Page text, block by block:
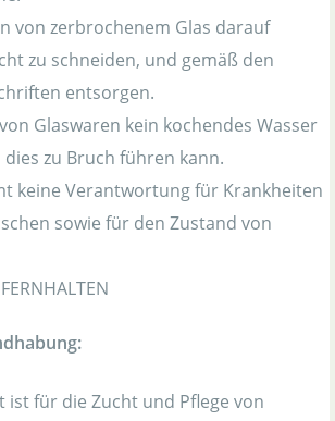
von zerbrochenem Glas darauf
zu schneiden, und gemäß den
entsorgen.
Glaswaren kein kochendes Wasser
zu Bruch führen kann.
keine Verantwortung für Krankheiten
sowie für den Zustand von
ist für die Zucht und Pflege von